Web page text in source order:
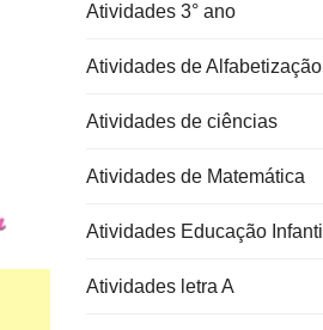
Atividades 3° ano
Atividades de Alfabetização
Atividades de ciências
Atividades de Matemática
Atividades Educação Infantil
Atividades letra A